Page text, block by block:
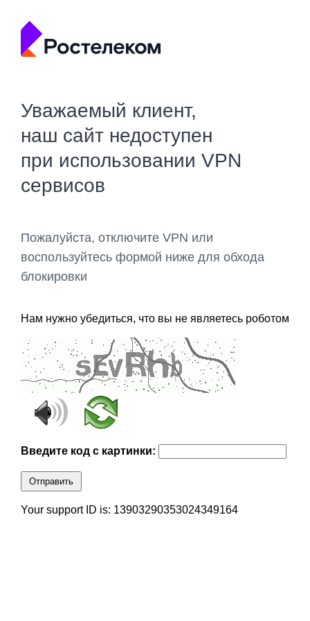
Уважаемый клиент,
наш сайт недоступен
при использовании VPN
сервисов
Пожалуйста, отключите VPN или
воспользуйтесь формой ниже для обхода
блокировки
Нам нужно убедиться, что вы не являетесь роботом
Введите код с картинки:
Отправить
Your support ID is: 13903290353024349164